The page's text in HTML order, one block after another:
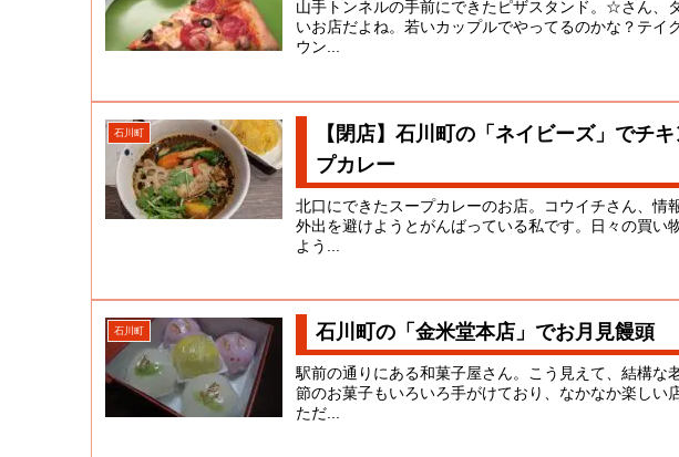
山手トンネルの手前にできたピザスタンド。☆さん、
いお店だよね。若いカップルでやってるのかな？テイ
ウン...
石川町
【閉店】石川町の「ネイビーズ」でチ
プカレー
北口にできたスープカレーのお店。コウイチさん、情
外出を避けようとがんばっている私です。日々の買い
よう...
石川町 石川町の「金米堂本店」でお月見饅頭
駅前の通りにある和菓子屋さん。こう見えて、結構な
節のお菓子もいろいろ手がけており、なかなか楽しい
ただ...